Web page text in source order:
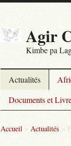
Agir
Kimbe pa
Actualités
Documents et
Accueil > Actualités >